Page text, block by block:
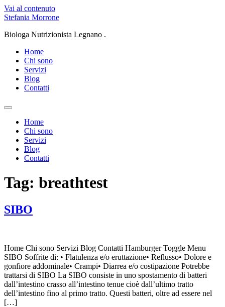
Vai al contenuto
Stefania Morrone
Biologa Nutrizionista Legnano .
Home
Chi sono
Servizi
Blog
Contatti
Home
Chi sono
Servizi
Blog
Contatti
Tag: breathtest
SIBO
Home Chi sono Servizi Blog Contatti Hamburger Toggle Menu
SIBO Soffrite di: • Flatulenza e/o eruttazione• Reflusso• Dolore e
gonfiore addominale• Crampi• Diarrea e/o costipazione Potrebbe
trattarsi di SIBO La SIBO consiste in uno spostamento di batteri
dall’intestino crasso all’intestino tenue cioè dall’ultimo tratto
dell’intestino fino al primo tratto. Questi batteri, oltre ad essere nel
[…]